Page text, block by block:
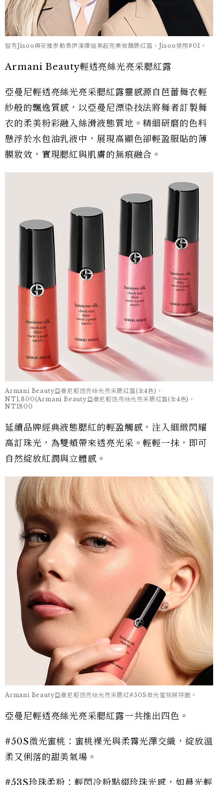
智秀Jisoo與安雅泰勒喬伊演繹迪奧超完美微醺腮紅露，Jisoo使用#01。
Armani Beauty輕透亮絲光亮采腮紅露
亞曼尼輕透亮絲光亮采腮紅露靈感源自芭蕾舞衣輕
紗般的飄逸質感，以亞曼尼漂染技法將舞者訂製舞
衣的柔美粉彩融入絲滑液態質地。精細研磨的色料
懸浮於水包油乳液中，展現高顯色卻輕盈服貼的薄
膜妝效，實現腮紅與肌膚的無痕融合。
Armani Beauty亞曼尼輕透亮絲光亮采腮紅露(全4色)，
NT1,800(Armani Beauty亞曼尼輕透亮絲光亮采腮紅露(全4色)，
NT1800
延續品牌經典液態腮紅的輕盈觸感，注入細緻閃耀
高訂珠光，為雙頰帶來透亮光采。輕輕一抹，即可
自然綻放紅潤與立體感。
Armani Beauty亞曼尼輕透亮絲光亮采腮紅#50S微光蜜桃模特圖。
亞曼尼輕透亮絲光亮采腮紅露一共推出四色。
#50S微光蜜桃：蜜桃裸光與柔霧光澤交織，綻放溫
柔又俐落的甜美氣場。
#53S珍珠柔粉：輕閃冷粉點綴珍珠光感，如晨光輕